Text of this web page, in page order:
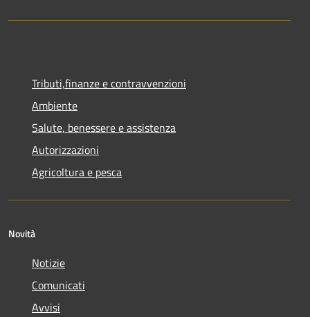
Tributi,finanze e contravvenzioni
Ambiente
Salute, benessere e assistenza
Autorizzazioni
Agricoltura e pesca
Novità
Notizie
Comunicati
Avvisi